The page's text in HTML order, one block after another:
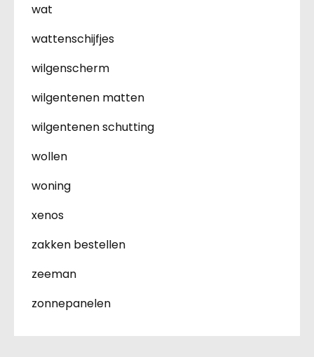
wat
wattenschijfjes
wilgenscherm
wilgentenen matten
wilgentenen schutting
wollen
woning
xenos
zakken bestellen
zeeman
zonnepanelen